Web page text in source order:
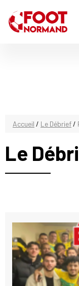
Accueil / Le Débrief/
Le